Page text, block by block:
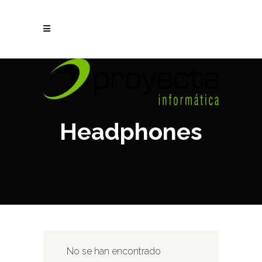
Headphones
No se han encontrado